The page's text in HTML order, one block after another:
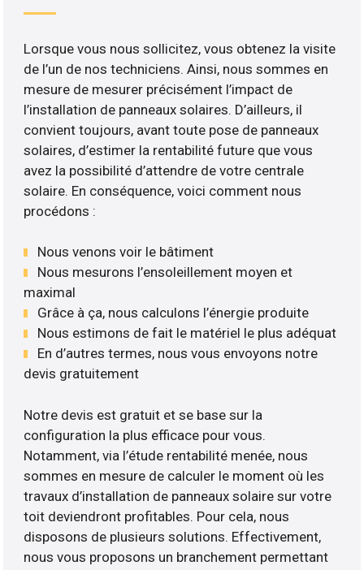
Lorsque vous nous sollicitez, vous obtenez la visite
de l’un de nos techniciens. Ainsi, nous sommes en
mesure de mesurer précisément l’impact de
l’installation de panneaux solaires. D’ailleurs, il
convient toujours, avant toute pose de panneaux
solaires, d’estimer la rentabilité future que vous
avez la possibilité d’attendre de votre centrale
solaire. En conséquence, voici comment nous
procédons :
Nous venons voir le bâtiment
Nous mesurons l’ensoleillement moyen et
maximal
Grâce à ça, nous calculons l’énergie produite
Nous estimons de fait le matériel le plus adéquat
En d’autres termes, nous vous envoyons notre
devis gratuitement
Notre devis est gratuit et se base sur la
configuration la plus efficace pour vous.
Notamment, via l’étude rentabilité menée, nous
sommes en mesure de calculer le moment où les
travaux d’installation de panneaux solaire sur votre
toit deviendront profitables. Pour cela, nous
disposons de plusieurs solutions. Effectivement,
nous vous proposons un branchement permettant